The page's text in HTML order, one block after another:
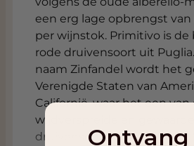
een erg lage opbrengst van
per wijnstok. Primitivo is de
rode druivensoort uit
naam Zinfandel wordt het
Verenigde Staten van
Californië, waar het een
wijdverspreide en
druivensoorten is. De naam
Ontvang